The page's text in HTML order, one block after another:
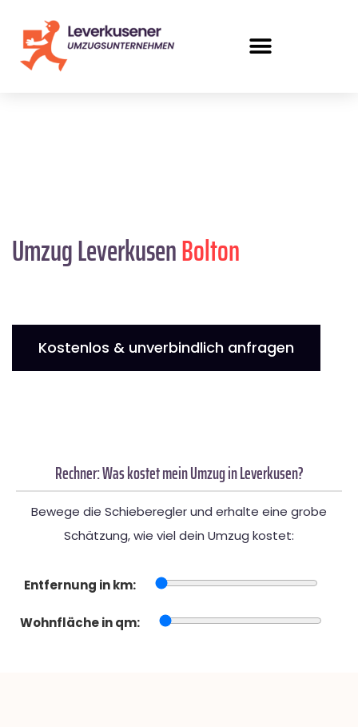
Umzug LeverkusenBolton
Kostenlos & unverbindlich anfragen
Rechner: Was kostet mein Umzug in Leverkusen?
Bewege die Schieberegler und erhalte eine grobe
Schätzung, wie viel dein Umzug kostet:
Entfernung in km:
Wohnfläche in qm: